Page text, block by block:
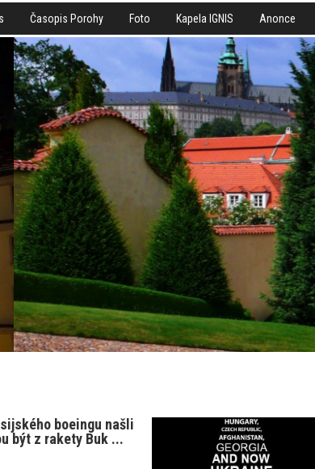
Časopis Porohy Foto Kapela IGNIS Anonce
boeingu našli
být z rakety Buk ...